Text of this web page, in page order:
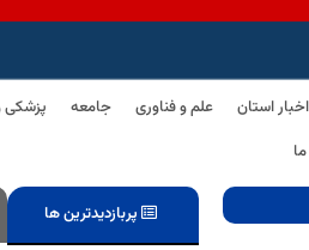
اخبار استان علم و فناوری جامعه
پربازدیدترین ها